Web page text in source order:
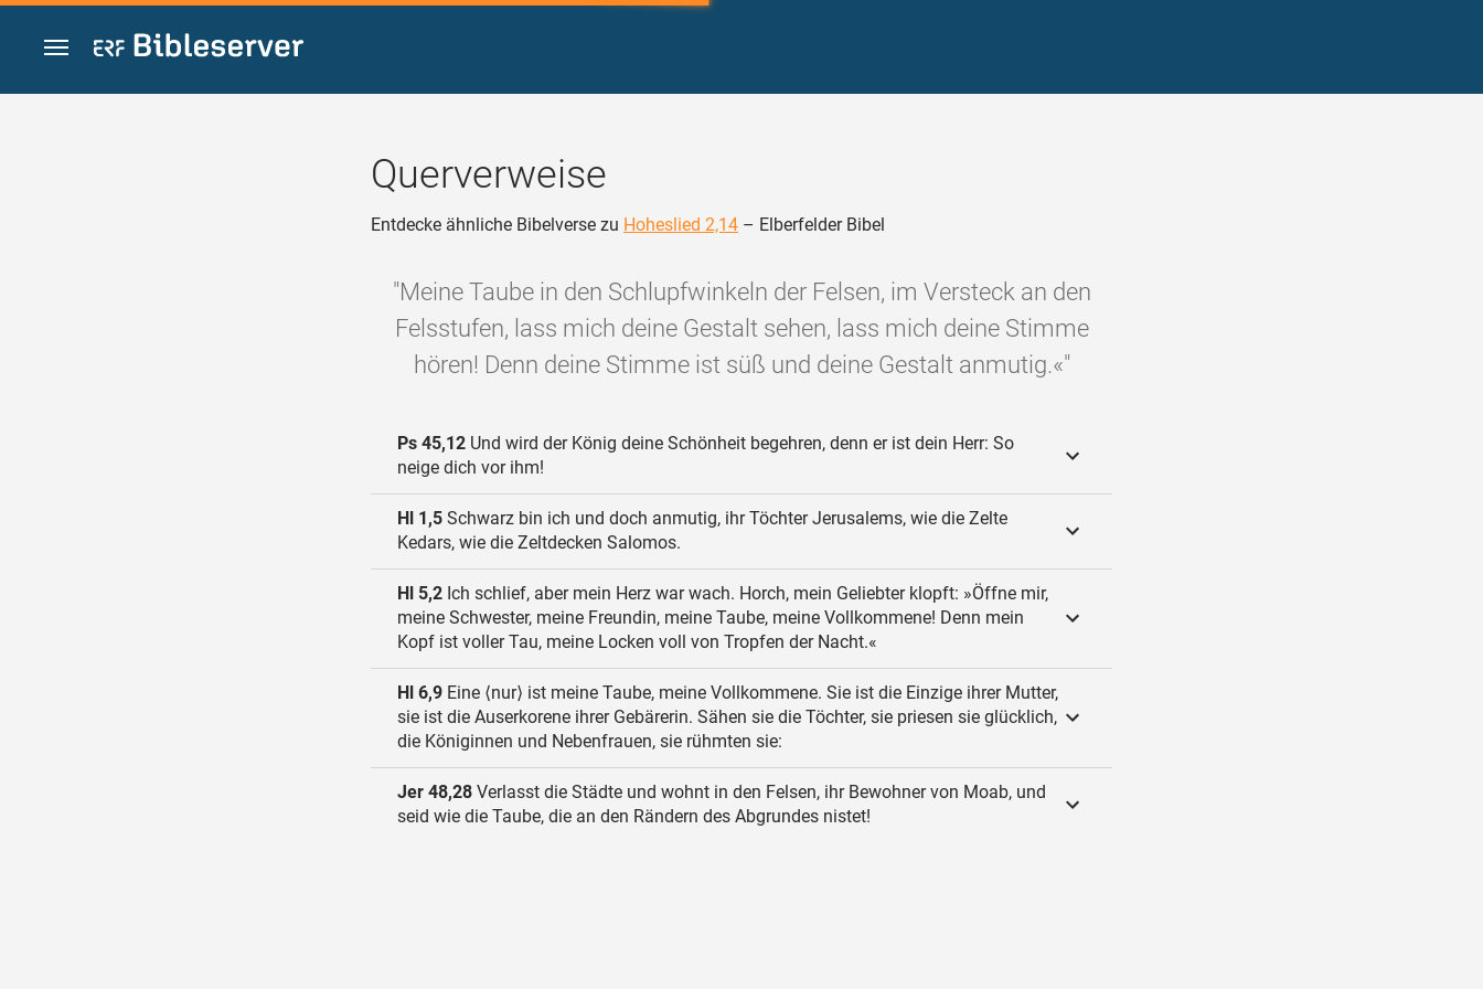
Zum Inhalt springen
Querverweise
Entdecke ähnliche Bibelverse zu Hoheslied 2,14 – Elberfelder Bibel
"Meine Taube in den Schlupfwinkeln der Felsen, im Versteck an den
Felsstufen, lass mich deine Gestalt sehen, lass mich deine Stimme
hören! Denn deine Stimme ist süß und deine Gestalt anmutig.«"
Ps 45,12 Und wird der König deine Schönheit begehren, denn er ist dein Herr: So
neige dich vor ihm!
Hl 1,5 Schwarz bin ich und doch anmutig, ihr Töchter Jerusalems, wie die Zelte
Kedars, wie die Zeltdecken Salomos.
Hl 5,2 Ich schlief, aber mein Herz war wach. Horch, mein Geliebter klopft: »Öffne mir,
meine Schwester, meine Freundin, meine Taube, meine Vollkommene! Denn mein
Kopf ist voller Tau, meine Locken voll von Tropfen der Nacht.«
Hl 6,9 Eine ⟨nur⟩ ist meine Taube, meine Vollkommene. Sie ist die Einzige ihrer Mutter,
sie ist die Auserkorene ihrer Gebärerin. Sähen sie die Töchter, sie priesen sie glücklich,
die Königinnen und Nebenfrauen, sie rühmten sie:
Jer 48,28 Verlasst die Städte und wohnt in den Felsen, ihr Bewohner von Moab, und
seid wie die Taube, die an den Rändern des Abgrundes nistet!